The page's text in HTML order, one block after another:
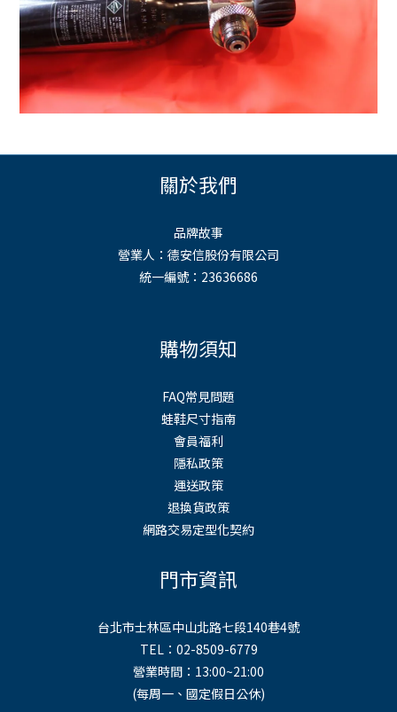
關於我們
品牌故事
營業人：德安信股份有限公司
統一編號：23636686
購物須知
FAQ常見問題
蛙鞋尺寸指南
會員福利
隱私政策
運送政策
退換貨政策
網路交易定型化契約
門市資訊
台北市士林區中山北路七段140巷4號
TEL：02-8509-6779
營業時間：13:00~21:00
(每周一、國定假日公休)